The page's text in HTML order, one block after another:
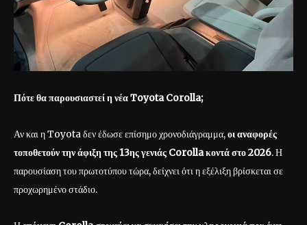
Πότε θα παρουσιαστεί η νέα Toyota Corolla;
Αν και η Toyota δεν έδωσε επίσημο χρονοδιάγραμμα,οι αναφορές
τοποθετούν την άφιξη της 13ης γενιάς Corollaκοντά στο 2026. Η
παρουσίαση του πρωτοτύπου τώρα, δείχνει ότι η εξέλιξη βρίσκεται σε
προχωρημένο στάδιο.